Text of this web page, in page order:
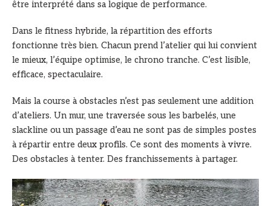
être interprété dans sa logique de performance.
Dans le fitness hybride, la répartition des efforts
fonctionne très bien. Chacun prend l’atelier qui lui convient
le mieux, l’équipe optimise, le chrono tranche. C’est lisible,
efficace, spectaculaire.
Mais la course à obstacles n’est pas seulement une addition
d’ateliers. Un mur, une traversée sous les barbelés, une
slackline ou un passage d’eau ne sont pas de simples postes
à répartir entre deux profils. Ce sont des moments à vivre.
Des obstacles à tenter. Des franchissements à partager.